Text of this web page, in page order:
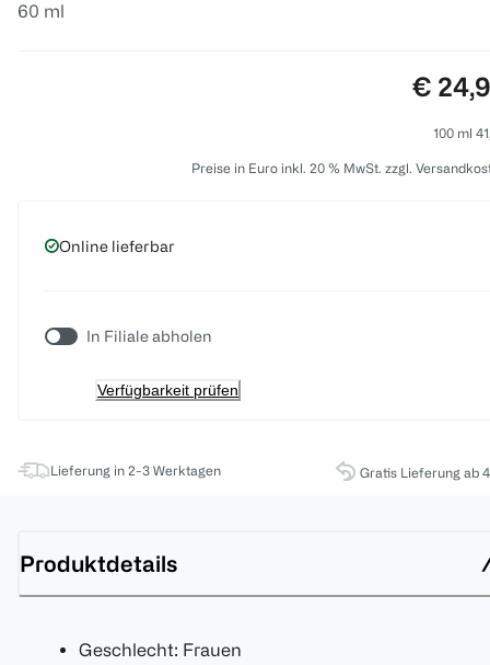
60 ml
Preis:
€
100 ml
Preise in Euro inkl. 20 % MwSt. zzgl.
Online lieferbar
In Filiale abholen
Verfügbarkeit prüfen
Lieferung in 2-3 Werktagen Gratis Lieferung ab
Produktdetails
Geschlecht: Frauen